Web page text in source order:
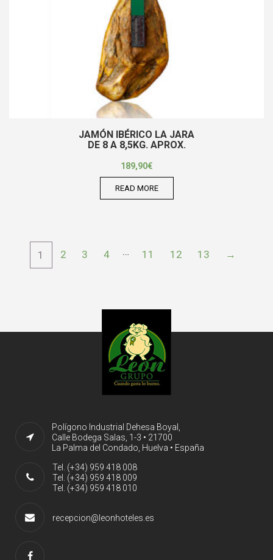
JAMÓN IBÉRICO LA JARA
DE 8 A 8,5KG. APROX.
189,90€
READ MORE
1 2 3 4 … 11 12 13 →
Polígono Industrial Dehesa Boyal,
Calle Bodega Salas, 1-3 • 21700
La Palma del Condado, Huelva • España
Tel. (+34) 959 418 008
Tel. (+34) 959 418 009
Tel. (+34) 959 418 010
recepcion@leonhoteles.es